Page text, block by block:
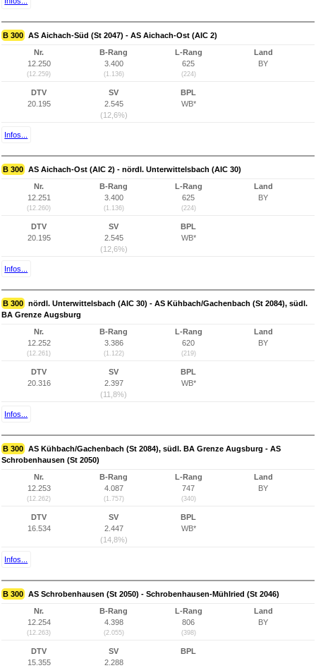
B 300 AS Aichach-Süd (St 2047) - AS Aichach-Ost (AIC 2)
Nr.
12.250
(12.259)
B-Rang
3.400
(1.136)
L-Rang
625
(224)
Land
BY
DTV
20.195
SV
2.545
(12,6%)
BPL
WB*
Infos...
B 300 AS Aichach-Ost (AIC 2) - nördl. Unterwittelsbach (AIC 30)
Nr.
12.251
(12.260)
B-Rang
3.400
(1.136)
L-Rang
625
(224)
Land
BY
DTV
20.195
SV
2.545
(12,6%)
BPL
WB*
Infos...
B 300 nördl. Unterwittelsbach (AIC 30) - AS Kühbach/Gachenbach (St 2084), südl.
BA Grenze Augsburg
Nr.
12.252
(12.261)
B-Rang
3.386
(1.122)
L-Rang
620
(219)
Land
BY
DTV
20.316
SV
2.397
(11,8%)
BPL
WB*
Infos...
B 300 AS Kühbach/Gachenbach (St 2084), südl. BA Grenze Augsburg - AS
Schrobenhausen (St 2050)
Nr.
12.253
(12.262)
B-Rang
4.087
(1.757)
L-Rang
747
(340)
Land
BY
DTV
16.534
SV
2.447
(14,8%)
BPL
WB*
Infos...
B 300 AS Schrobenhausen (St 2050) - Schrobenhausen-Mühlried (St 2046)
Nr.
12.254
(12.263)
B-Rang
4.398
(2.055)
L-Rang
806
(398)
Land
BY
DTV
15.355
SV
2.288
BPL